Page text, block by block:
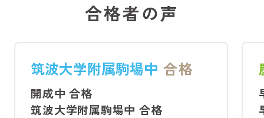
合格者の声
筑波大学附属駒場中 合格
開成中 合格
筑波大学附属駒場中 合格